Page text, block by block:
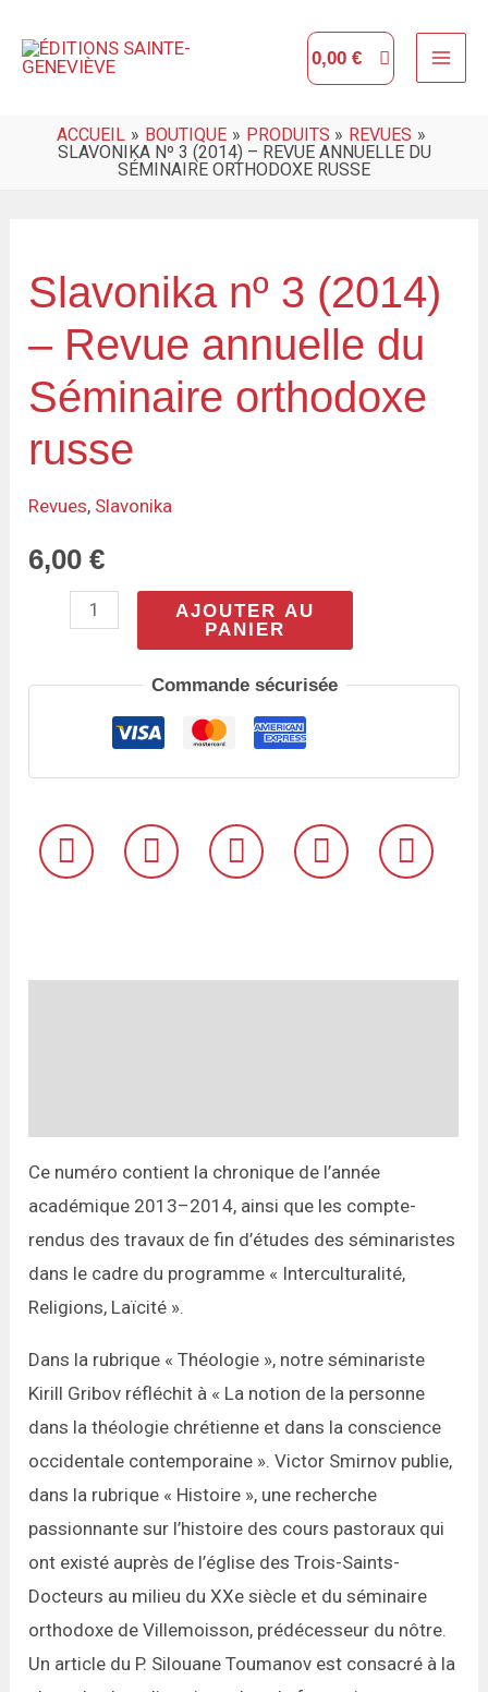
0,00 €
ACCUEIL BOUTIQUE PRODUITS
REVUES
SLAVONIKA Nº 3 (2014) – REVUE ANNUELLE DU
SÉMINAIRE ORTHODOXE RUSSE
Slavonika nº 3 (2014)
– Revue annuelle du
Séminaire orthodoxe
russe
Revues, Slavonika
6,00€
de
Slavonika
nº
3
(2014)
-
annuelle
du
orthodoxe
AJOUTER AU
PANIER
Commande sécurisée
Ce numéro contient la chronique de l’année
académique 2013–2014, ainsi que les compte-
rendus des travaux de fin d’études des séminaristes
dans le cadre du programme « Interculturalité,
Religions, Laïcité ».
Dans la rubrique « Théologie », notre séminariste
Kirill Gribov réfléchit à « La notion de la personne
dans la théologie chrétienne et dans la conscience
occidentale contemporaine ». Victor Smirnov publie,
dans la rubrique « Histoire », une recherche
passionnante sur l’histoire des cours pastoraux qui
ont existé auprès de l’église des Trois-Saints-
Docteurs au milieu du XXe siècle et du séminaire
orthodoxe de Villemoisson, prédécesseur du nôtre.
Un article du P. Silouane Toumanov est consacré à la